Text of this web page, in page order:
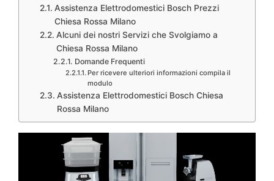
Assistenza Elettrodomestici Bosch Prezzi
Chiesa Rossa Milano
Alcuni dei nostri Servizi che Svolgiamo a
Chiesa Rossa Milano
Domande Frequenti
Per ricevere ulteriori informazioni compila il
modulo
Assistenza Elettrodomestici Bosch Chiesa
Rossa Milano